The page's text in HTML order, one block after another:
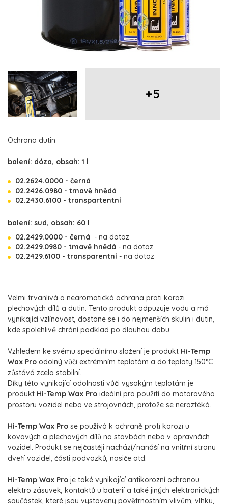
+5
Ochrana dutin
balení: dóza, obsah: 1 l
02.2624.0000 - černá
02.2426.0980 - tmavě hnědá
02.2430.6100 - transpartentní
balení: sud, obsah: 60 l
02.2429.0000 - černá - na dotaz
02.2429.0980 - tmavě hnědá - na dotaz
02.2429.6100 - transparentní - na dotaz
Velmi trvanlivá a nearomatická ochrana proti korozi
plechových dílů a dutin. Tento produkt odpuzuje vodu a má
vynikající vzlínavost, dostane se i do nejmenších skulin i dutin,
kde spolehlivě chrání podklad po dlouhou dobu.
Vzhledem ke svému speciálnímu složení je produkt Hi-Temp
Wax Pro odolný vůči extrémním teplotám a do teploty 150°C
zůstává zcela stabilní.
Díky této vynikající odolnosti vůči vysokým teplotám je
produkt Hi-Temp Wax Pro ideální pro použití do motorového
prostoru vozidel nebo ve strojovnách, protože se neroztéká.
Hi-Temp Wax Pro se používá k ochraně proti korozi u
kovových a plechových dílů na stavbách nebo v opravnách
vozidel. Produkt se nejčastěji nachází/nanáší na vnitřní stranu
dveří vozidel, části podvozků, nosiče atd.
Hi-Temp Wax Pro je také vynikající antikorozní ochranou
elektro zásuvek, kontaktů u baterií a také jiných elektronických
součástek, které jsou vystaveny povětrnostním vlivům, vlhku,